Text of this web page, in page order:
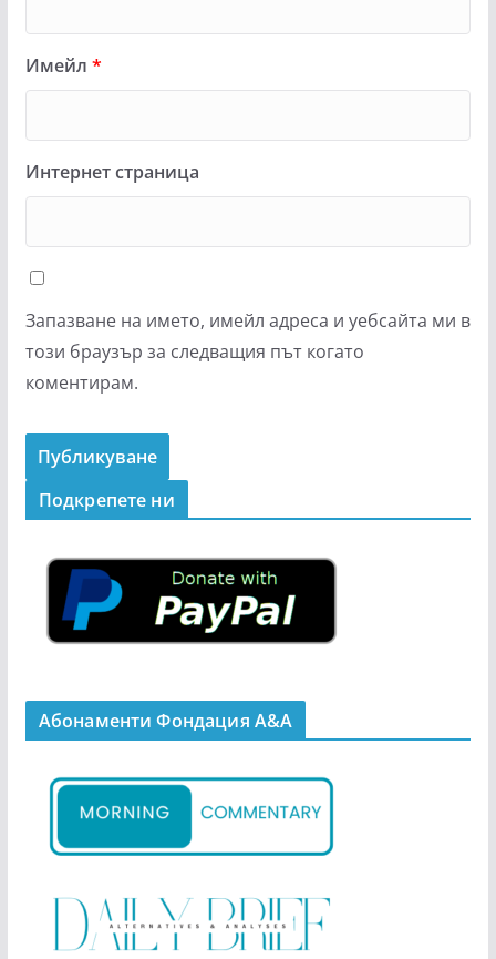
Имейл *
Интернет страница
Запазване на името, имейл адреса и уебсайта ми в
този браузър за следващия път когато
коментирам.
Подкрепeте ни
Абонаменти Фондация А&A